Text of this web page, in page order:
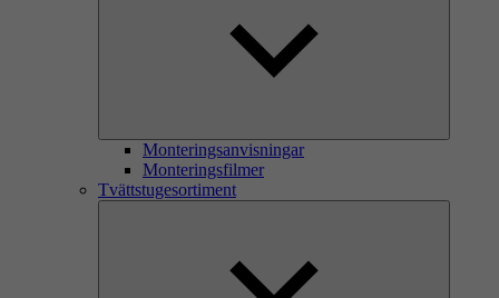
Monteringsanvisningar
Monteringsfilmer
Tvättstugesortiment